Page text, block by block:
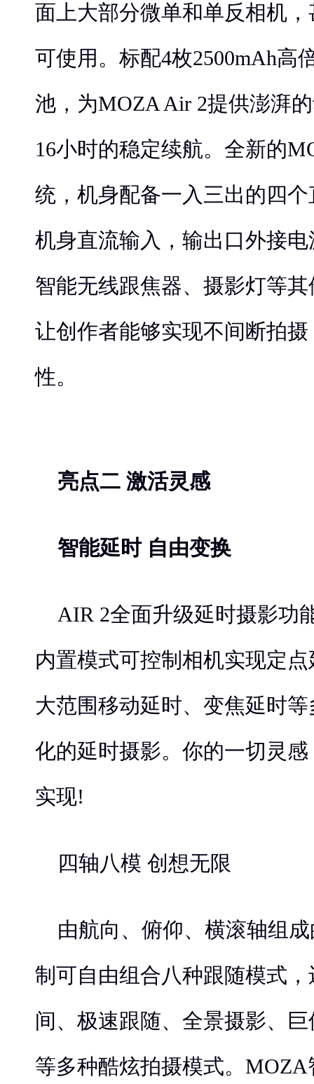
面上大部分微单和单反相机
可使用。标配4枚2500mAh高
池，为MOZA Air 2提供澎湃
16小时的稳定续航。全新的
统，机身配备一入三出的四
机身直流输入，输出口外接
智能无线跟焦器、摄影灯等
让创作者能够实现不间断拍
性。
亮点二 激活灵感
智能延时 自由变换
AIR 2全面升级延时摄影功
内置模式可控制相机实现定
大范围移动延时、变焦延时
化的延时摄影。你的一切灵
实现!
四轴八模 创想无限
由航向、俯仰、横滚轴组
制可自由组合八种跟随模式
间、极速跟随、全景摄影、
等多种酷炫拍摄模式。